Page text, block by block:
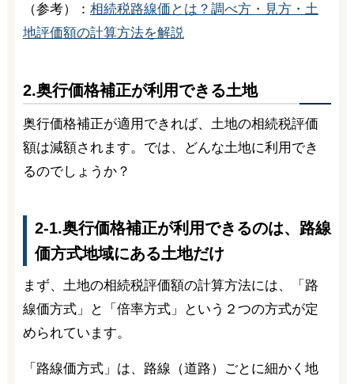
（参考）： 相続税路線価とは？調べ方・見方・土
地評価額の計算方法を解説
2.奥行価格補正が利用できる土地
奥行価格補正が適用できれば、土地の相続税評価
額は減額されます。では、どんな土地に利用でき
るのでしょうか？
2-1.奥行価格補正が利用できるのは、路線
価方式地域にある土地だけ
まず、土地の相続税評価額の計算方法には、「路
線価方式」と「倍率方式」という２つの方式が定
められています。
「路線価方式」は、路線（道路）ごとに細かく地